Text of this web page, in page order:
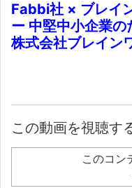
Fabbi社 × ブレイ
ー 中堅中小企業の
株式会社ブレイ
この動画を視聴す
このコン